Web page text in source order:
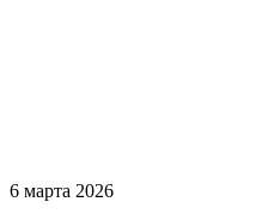
6 марта 2026